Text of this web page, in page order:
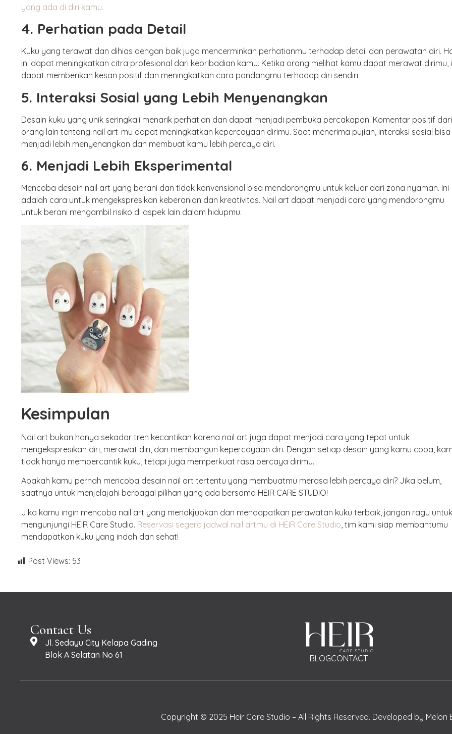
yang ada di diri kamu.
4. Perhatian pada Detail
Kuku yang terawat dan dihias dengan baik juga mencerminkan perhatianmu terhadap detail dan perawatan diri.
ini dapat meningkatkan citra profesional dari kepribadian kamu. Ketika orang melihat kamu dapat merawat dirimu,
dapat memberikan kesan positif dan meningkatkan cara pandangmu terhadap diri sendiri.
5. Interaksi Sosial yang Lebih Menyenangkan
Desain kuku yang unik seringkali menarik perhatian dan dapat menjadi pembuka percakapan. Komentar positif dari
orang lain tentang nail art-mu dapat meningkatkan kepercayaan dirimu. Saat menerima pujian, interaksi sosial bisa
menjadi lebih menyenangkan dan membuat kamu lebih percaya diri.
6. Menjadi Lebih Eksperimental
Mencoba desain nail art yang berani dan tidak konvensional bisa mendorongmu untuk keluar dari zona nyaman. Ini
adalah cara untuk mengekspresikan keberanian dan kreativitas. Nail art dapat menjadi cara yang mendorongmu
untuk berani mengambil risiko di aspek lain dalam hidupmu.
Kesimpulan
Nail art bukan hanya sekadar tren kecantikan karena nail art juga dapat menjadi cara yang tepat untuk
mengekspresikan diri, merawat diri, dan membangun kepercayaan diri. Dengan setiap desain yang kamu coba,
tidak hanya mempercantik kuku, tetapi juga memperkuat rasa percaya dirimu.
Apakah kamu pernah mencoba desain nail art tertentu yang membuatmu merasa lebih percaya diri? Jika belum,
saatnya untuk menjelajahi berbagai pilihan yang ada bersama HEIR CARE STUDIO!
Jika kamu ingin mencoba nail art yang menakjubkan dan mendapatkan perawatan kuku terbaik, jangan ragu untuk
mengunjungi HEIR Care Studio. Reservasi segera jadwal nail artmu di HEIR Care Studio , tim kami siap membantumu
mendapatkan kuku yang indah dan sehat!
Post Views: 53
Contact Us
Jl. Sedayu City Kelapa Gading
Blok A Selatan No 61
BLOGCONTACT
Copyright © 2025 Heir Care Studio – All Rights Reserved. Developed by Melon